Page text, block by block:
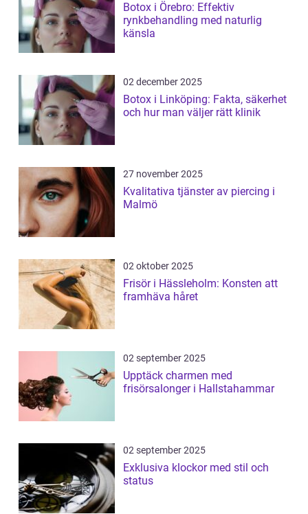
Botox i Örebro: Effektiv
rynkbehandling med naturlig
känsla
02 december 2025
Botox i Linköping: Fakta, säkerhet
och hur man väljer rätt klinik
27 november 2025
Kvalitativa tjänster av piercing i
Malmö
02 oktober 2025
Frisör i Hässleholm: Konsten att
framhäva håret
02 september 2025
Upptäck charmen med
frisörsalonger i Hallstahammar
02 september 2025
Exklusiva klockor med stil och
status